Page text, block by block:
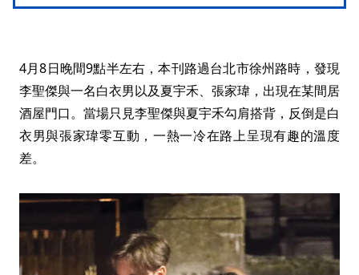
4月8日晚間9點半左右，本刊路過台北市徐州路時，發現
李聖傑與一名白衣男以及夏宇禾、張家瑋，出現在某間居
酒屋門口。當場只見李聖傑與夏宇禾勾肩搭背，反倒是白
衣男與張家瑋零互動，一熱一冷在路上呈現有趣的溫度
差。